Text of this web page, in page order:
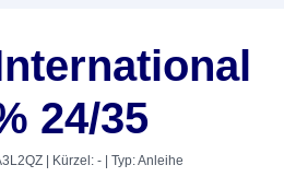
24/35
| Kürzel: - | Typ: Anleihe